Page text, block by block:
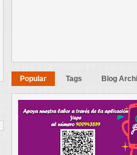
Popular Tags Blog